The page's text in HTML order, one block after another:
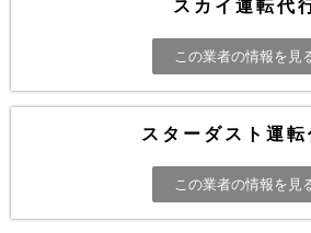
スカイ運転代
この業者の情報を見
スターダスト運転
この業者の情報を見